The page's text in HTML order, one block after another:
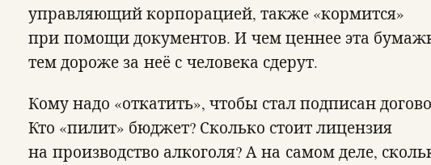
управляющий корпорацией, также «кормится»
при помощи документов. И чем ценнее эта
тем дороже за неё с человека сдерут.
Кому надо «откатить», чтобы стал подписан
Кто «пилит» бюджет? Сколько стоит лицензия
на производство алкоголя? А на самом деле,